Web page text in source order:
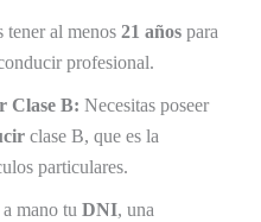
tener al menos 21 años para
profesional.
Clase B: Necesitas poseer
clase B, que es la
particulares.
mano tu DNI, una